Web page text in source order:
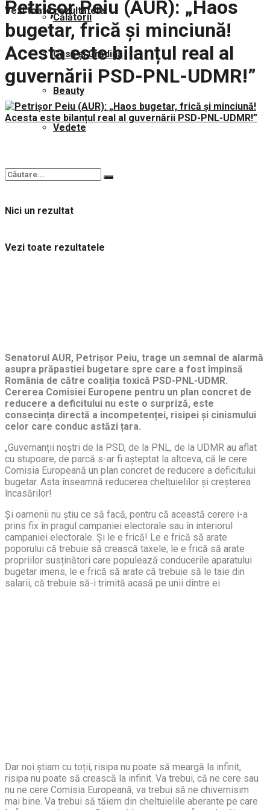
Călătorii
Casă și Grădină
Beauty
Vedete
Nici un rezultat
Vezi toate rezultatele
Vezi toate rezultatele
Petrișor Peiu (AUR): „Haos
bugetar, frică și minciună!
Acesta este bilanțul real al
guvernării PSD-PNL-UDMR!”
Senatorul AUR, Petrișor Peiu, trage un semnal de alarmă
asupra prăpastiei bugetare spre care a fost împinsă
România de către coaliția toxică PSD-PNL-UDMR.
Cererea Comisiei Europene pentru un plan concret de
reducere a deficitului nu este o surpriză, este
consecința directă a incompetenței, risipei și cinismului
celor care conduc astăzi țara.
„Guvernanții noștri de la PSD, de la PNL, de la UDMR au aflat
cu stupoare, de parcă s-ar fi așteptat la altceva, că le cere
Comisia Europeană un plan concret de reducere a deficitului
bugetar. Asta înseamnă reducerea cheltuielilor și creșterea
încasărilor!
Și oamenii nu știu ce să facă, pentru că această cerere i-a
prins fix în pragul campaniei electorale sau în interiorul
campaniei electorale. Și le e frică! Le e frică să arate
poporului că trebuie să crească taxele, le e frică să arate
propriilor susținători care populează conducerile aparatului
bugetar imens, le e frică să arate că trebuie să le taie din
salarii, că trebuie să-i trimită acasă pe unii dintre ei.
Dar noi știam cu toții, risipa nu poate să meargă la infinit,
risipa nu poate să crească la infinit. Va trebui, că ne cere sau
nu ne cere Comisia Europeană, va trebui să ne chivernisim
mai bine. Va trebui să tăiem din cheltuielile aberante pe care